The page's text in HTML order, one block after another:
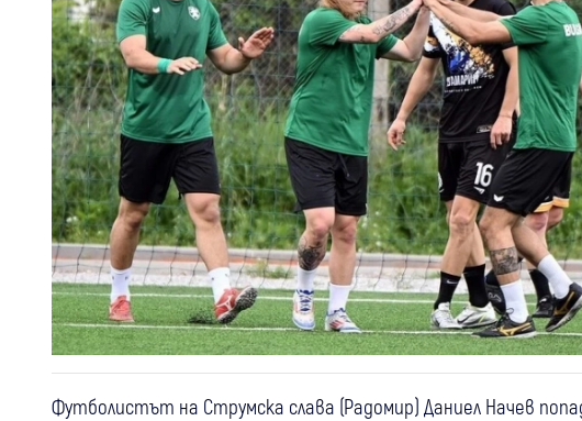
Футболистът на Струмска слава (Радомир) Даниел Начев